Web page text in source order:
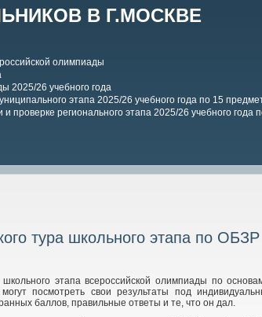
В Г.МОСКВЕ
олимпиады
2025/26 учебного года
этапа 2025/26 учебного года по 15
проверке регионального этапа 2025/26 учебного года
тура школьного этапа по ОБЗР
этапа всероссийской олимпиады по
посмотреть свои результаты под
баллов, правильные ответы и те, что он дал.